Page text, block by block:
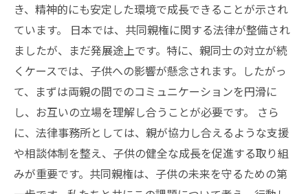
き、精神的にも安定した環境で成長できることが示され
ています。 日本では、共同親権に関する法律が整備され
ましたが、まだ発展途上です。特に、親同士の対立が続
くケースでは、子供への影響が懸念されます。したがっ
て、まずは両親の間でのコミュニケーションを円滑に
し、お互いの立場を理解し合うことが必要です。 さら
に、法律事務所としては、親が協力し合えるような支援
や相談体制を整え、子供の健全な成長を促進する取り組
みが重要です。共同親権は、子供の未来を守るための第